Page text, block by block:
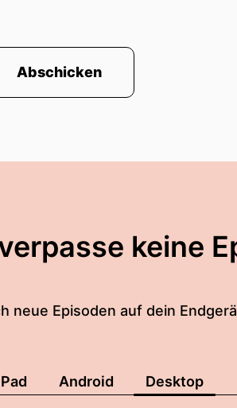
Abschicken
keine
neue Episoden auf dein
Android Desktop